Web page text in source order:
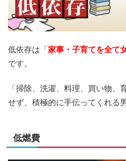
低依存は「 家事・子育てを全て
です。
「掃除、洗濯、料理、買い物、
せず、積極的に手伝ってくれる
低燃費